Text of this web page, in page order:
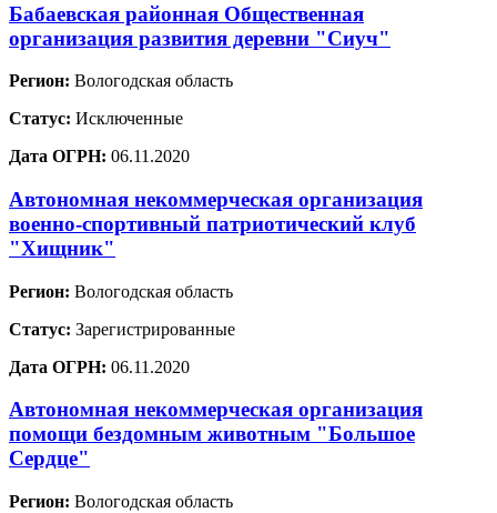
Бабаевская районная Общественная
организация развития деревни "Сиуч"
Регион: Вологодская область
Статус: Исключенные
Дата ОГРН: 06.11.2020
Автономная некоммерческая организация
военно-спортивный патриотический клуб
"Хищник"
Регион: Вологодская область
Статус: Зарегистрированные
Дата ОГРН: 06.11.2020
Автономная некоммерческая организация
помощи бездомным животным "Большое
Сердце"
Регион: Вологодская область